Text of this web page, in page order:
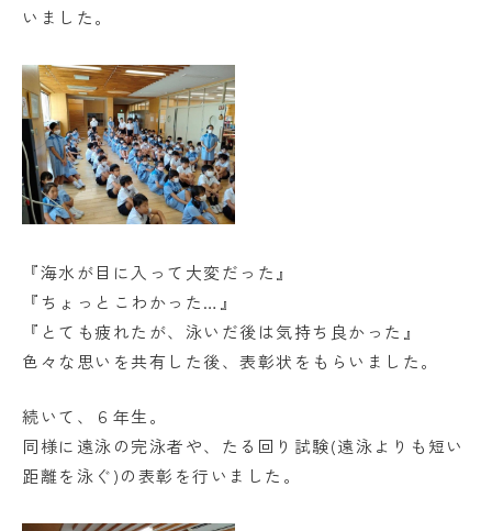
学校法人日出学園
日出学園幼稚園
日出学園小学校
日出学園同窓会 ひので会 瑞穂会
個人情報の取り扱いについて
いました。
『海水が目に入って大変だった』
『ちょっとこわかった…』
『とても疲れたが、泳いだ後は気持ち良かった』
色々な思いを共有した後、表彰状をもらいました。
続いて、６年生。
同様に遠泳の完泳者や、たる回り試験(遠泳よりも短い
距離を泳ぐ)の表彰を行いました。